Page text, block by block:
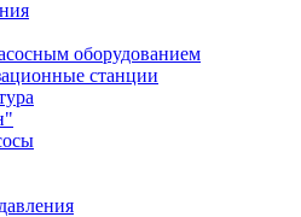
оборудованием
станции